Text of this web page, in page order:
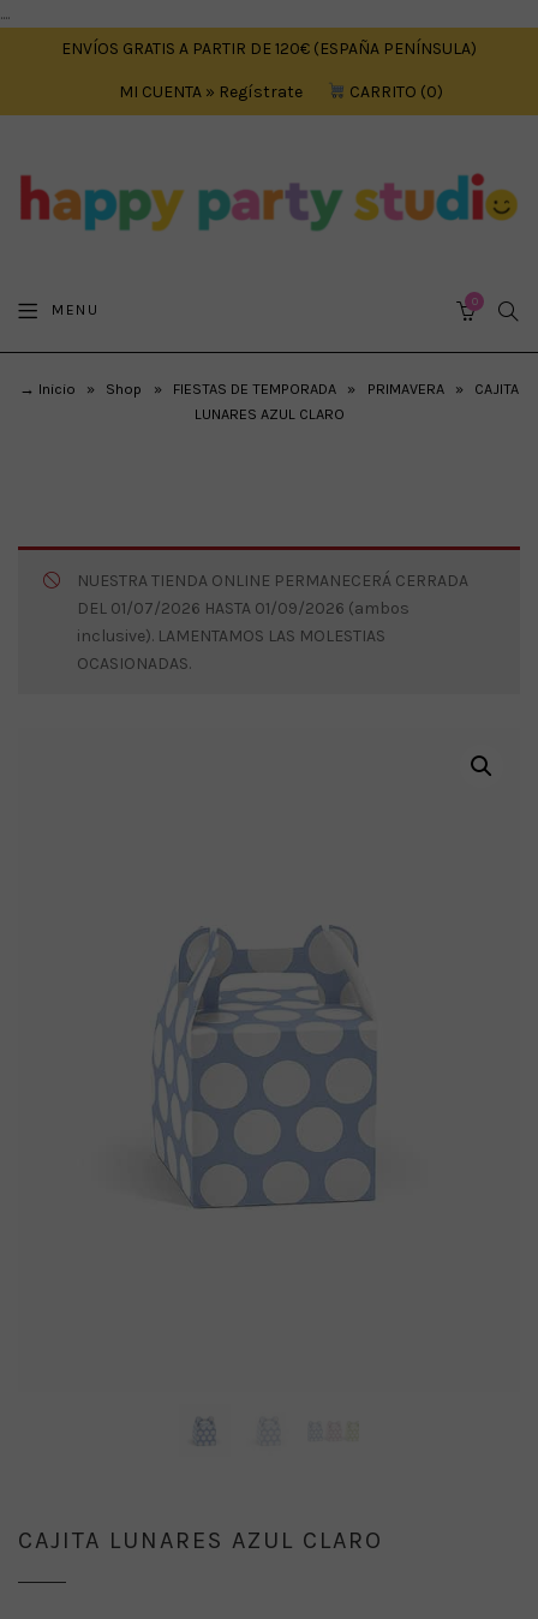
....
ENVÍOS GRATIS A PARTIR DE 120€ (ESPAÑA PENÍNSULA)
MI CUENTA » Regístrate CARRITO 0
MENU 0
→ Inicio » Shop » FIESTAS DE TEMPORADA » PRIMAVERA »
CAJITA
LUNARES AZUL CLARO
NUESTRA TIENDA ONLINE PERMANECERÁ CERRADA
DEL 01/07/2026 HASTA 01/09/2026 (ambos
inclusive). LAMENTAMOS LAS MOLESTIAS
OCASIONADAS.
CAJITA LUNARES AZUL CLARO